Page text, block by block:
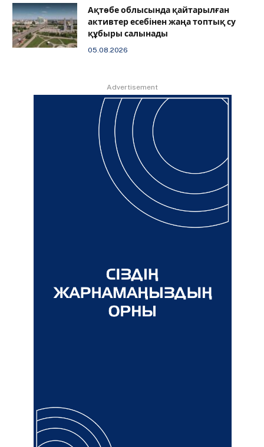
Ақтөбе облысында қайтарылған
активтер есебінен жаңа топтық су
құбыры салынады
05.08.2026
Advertisement